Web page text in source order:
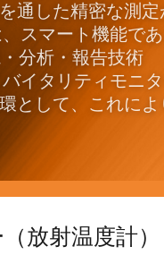
通した精密な測定
スマート機能で
分析・報告技術
イタリティモニ
として、これによ
放射温度計）